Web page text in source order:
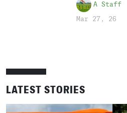
A Staff
Mar 27, 26
LATEST STORIES